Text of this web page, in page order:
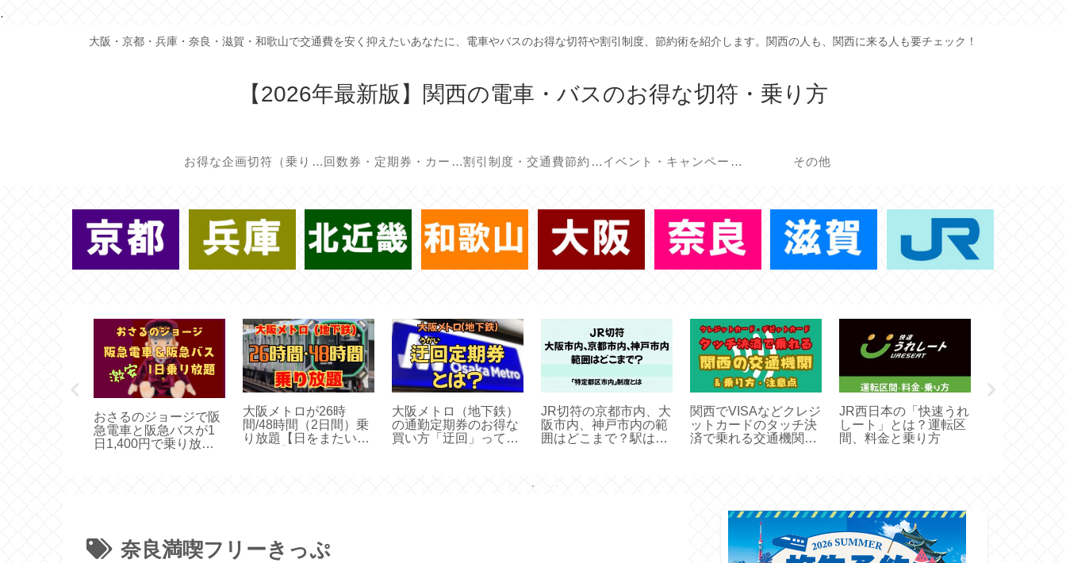
.
大阪・京都・兵庫・奈良・滋賀・和歌山で交通費を安く抑えたいあなたに、電車やバスのお得な切符や割引制度、節約術を紹介します。関西の人も、関西に来る人も要チェック！
【2026年最新版】関西の電車・バスのお得な切符・乗り方
お得な企画切符（乗り放題/割引切符） 回数券・定期券・カード 割引制度・交通費節約術 イベント・キャンペーン その他
おさるのジョージで阪
急電車と阪急バスが1
日1,400円で乗り放題
大阪メトロが26時
間/48時間（2日間）乗
り放題【日をまたいで
大阪メトロ（地下鉄）
の通勤定期券のお得な
買い方「迂回」って知
JR切符の京都市内、大
阪市内、神戸市内の範
囲はどこまで？駅はど
関西でVISAなどクレジ
ットカードのタッチ決
済で乗れる交通機関と
JR西日本の「快速うれ
しート」とは？運転区
間、料金と乗り方
奈良満喫フリーきっぷ